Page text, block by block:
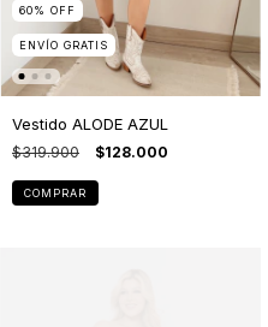
60% OFF
ENVÍO GRATIS
Vestido ALODE AZUL
$319.900 $128.000
COMPRAR